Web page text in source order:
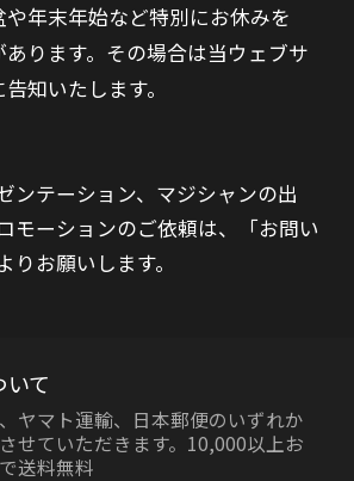
年末年始など特別にお休みを
ります。その場合は当ウェブサ
知いたします。
ンテーション、マジシャンの出
モーションのご依頼は、「お問い
お願いします。
いて
ヤマト運輸、日本郵便のいずれか
せていただきます。10,000以上お
送料無料